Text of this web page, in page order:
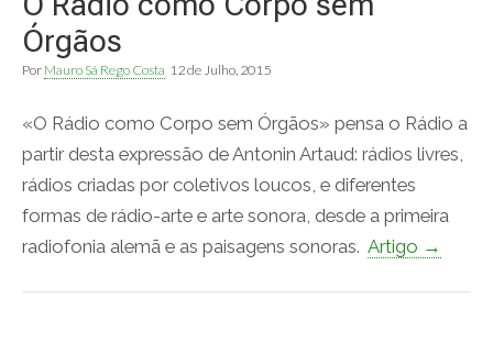
Órgãos
Por Mauro Sá Rego Costa 12 de Julho, 2015
«O Rádio como Corpo sem Órgãos» pensa o Rádio a
partir desta expressão de Antonin Artaud: rádios livres,
rádios criadas por coletivos loucos, e diferentes
formas de rádio-arte e arte sonora, desde a primeira
radiofonia alemã e as paisagens sonoras. Artigo →